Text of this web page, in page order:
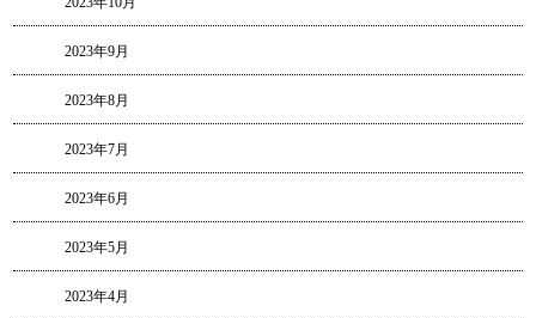
2023年9月
2023年8月
2023年7月
2023年6月
2023年5月
2023年4月